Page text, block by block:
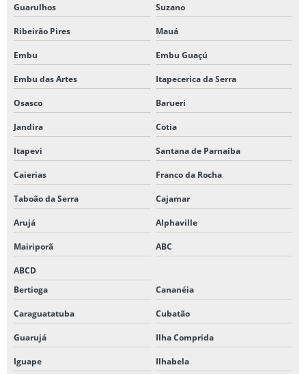
RÓTULO METALIZADO PARA GARRAFAS DE ÁGUA
RÓTULO METALIZADO PARA GARRAFAS DE CERVEJA
RÓTULO METALIZADO PARA PRODUTOS COSMÉTICOS
RÓTULO METALIZADO PARA PRODUTOS INDUSTRIAIS
RÓTULO METALIZADO PARA PRODUTOS DE LIMPEZA
RÓTULOS ADESIVOS PARA COSMÉTICOS
RÓTULOS ADESIVOS TRANSPARENTE COM TINTA BRANCA
RÓTULOS BOPP METALIZADOS
RÓTULOS METALIZADOS
RÓTULOS VINIL METALIZADO COM TINTA BRANCA
Guarulhos Suzano
Ribeirão Pires Mauá
Embu Embu Guaçú
Embu das Artes Itapecerica da Serra
Osasco Barueri
Jandira Cotia
Itapevi Santana de Parnaíba
Caierias Franco da Rocha
Taboão da Serra Cajamar
Arujá Alphaville
Mairiporã ABC
ABCD
Bertioga
Cananéia
Caraguatatuba Cubatão
Guarujá Ilha Comprida
Iguape Ilhabela